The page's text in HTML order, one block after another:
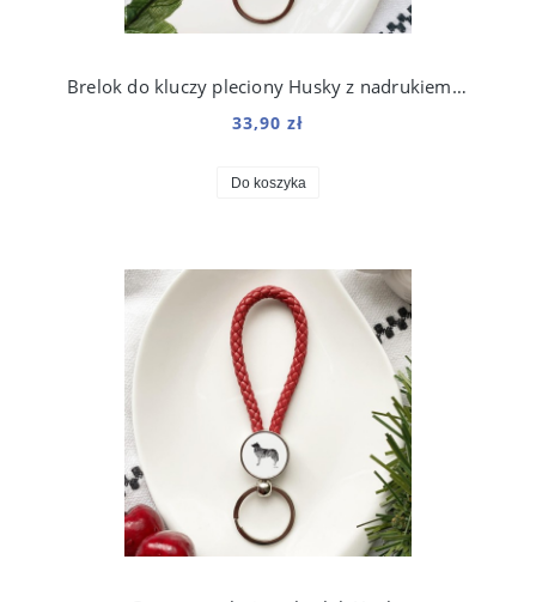
Brelok do kluczy pleciony Husky z nadrukiem Art
33,90 zł
Do koszyka